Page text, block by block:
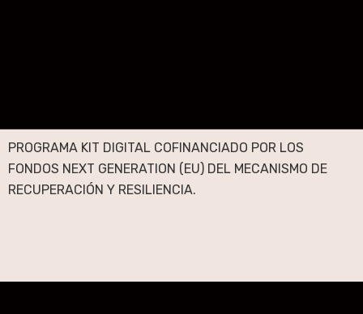
PROGRAMA KIT DIGITAL COFINANCIADO POR LOS
FONDOS NEXT GENERATION (EU) DEL MECANISMO DE
RECUPERACIÓN Y RESILIENCIA.